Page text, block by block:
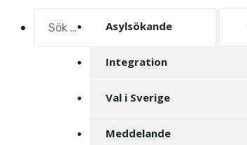
efter:
Asylsökande
Integration
Val i Sverige
Meddelande